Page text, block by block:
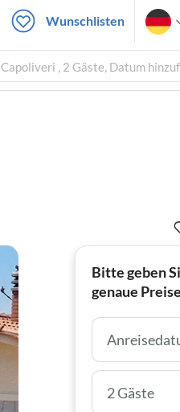
Wunschlisten
Capoliveri , 2 Gäste, Datum
Bitte geben
genaue Preise
2 Gäste